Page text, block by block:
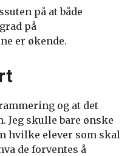
på at både
på
er økende.
og at det
Jeg skulle bare ønske
hvilke elever som skal
de forventes å